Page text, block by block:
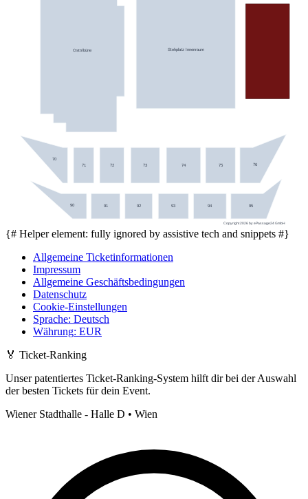
95
94
93
92
91
90
76
75
74
73
72
71
70
Stehplatz Innenraum
Osttribüne
Copyright 2026 by ePassage24 GmbH
{# Helper element: fully ignored by assistive tech and snippets #}
Allgemeine Ticketinformationen
Impressum
Allgemeine Geschäftsbedingungen
Datenschutz
Cookie-Einstellungen
Sprache: Deutsch
Währung: EUR
🏅 Ticket-Ranking
Unser patentiertes Ticket-Ranking-System hilft dir bei der Auswahl
der besten Tickets für dein Event.
Wiener Stadthalle - Halle D • Wien